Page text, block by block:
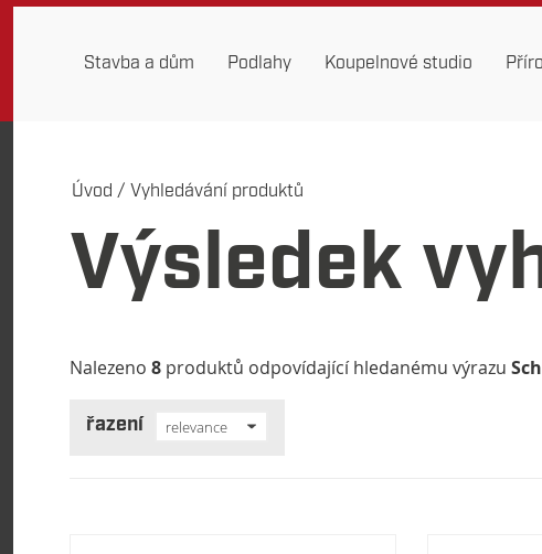
Stavba a dům Podlahy Koupelnové studio
Úvod / Vyhledávání produktů
Výsledek
Nalezeno 8produktů odpovídající hledanému výrazu
řazení relevance